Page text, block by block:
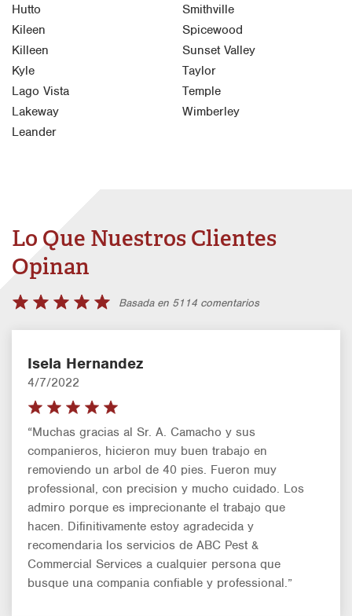
Hutto
Kileen
Killeen
Kyle
Lago Vista
Lakeway
Leander
Smithville
Spicewood
Sunset Valley
Taylor
Temple
Wimberley
Lo Que Nuestros Clientes
Opinan
Basada en 5114 comentarios
Isela Hernandez
4/7/2022
“Muchas gracias al Sr. A. Camacho y sus
companieros, hicieron muy buen trabajo en
removiendo un arbol de 40 pies. Fueron muy
professional, con precision y mucho cuidado. Los
admiro porque es imprecionante el trabajo que
hacen. Difinitivamente estoy agradecida y
recomendaria los servicios de ABC Pest &
Commercial Services a cualquier persona que
busque una compania confiable y professional.”